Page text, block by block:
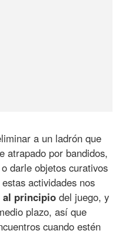
a un ladrón que
atrapado por bandidos,
darle objetos curativos
actividades nos
al principio del juego, y
plazo, así que
cuando estén